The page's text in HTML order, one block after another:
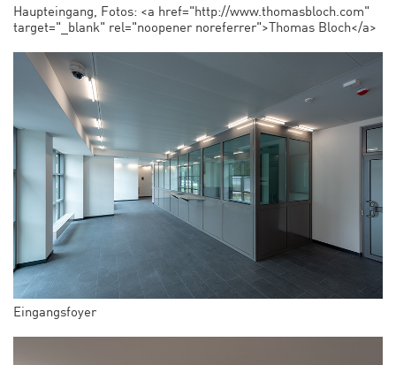
Haupteingang, Fotos: <a href="http://www.thomasbloch.com"
target="_blank" rel="noopener noreferrer">Thomas Bloch</a>
Eingangsfoyer